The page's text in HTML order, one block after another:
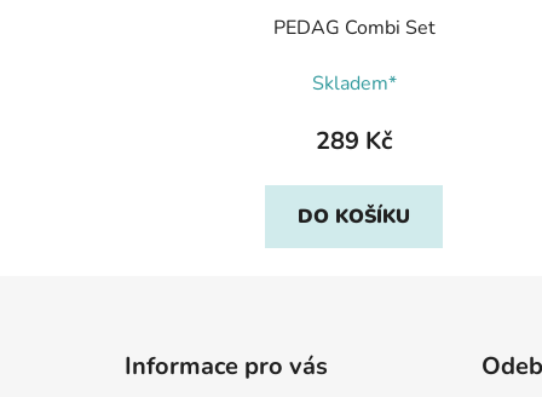
PEDAG Combi Set
Skladem*
289 Kč
DO KOŠÍKU
Informace pro vás